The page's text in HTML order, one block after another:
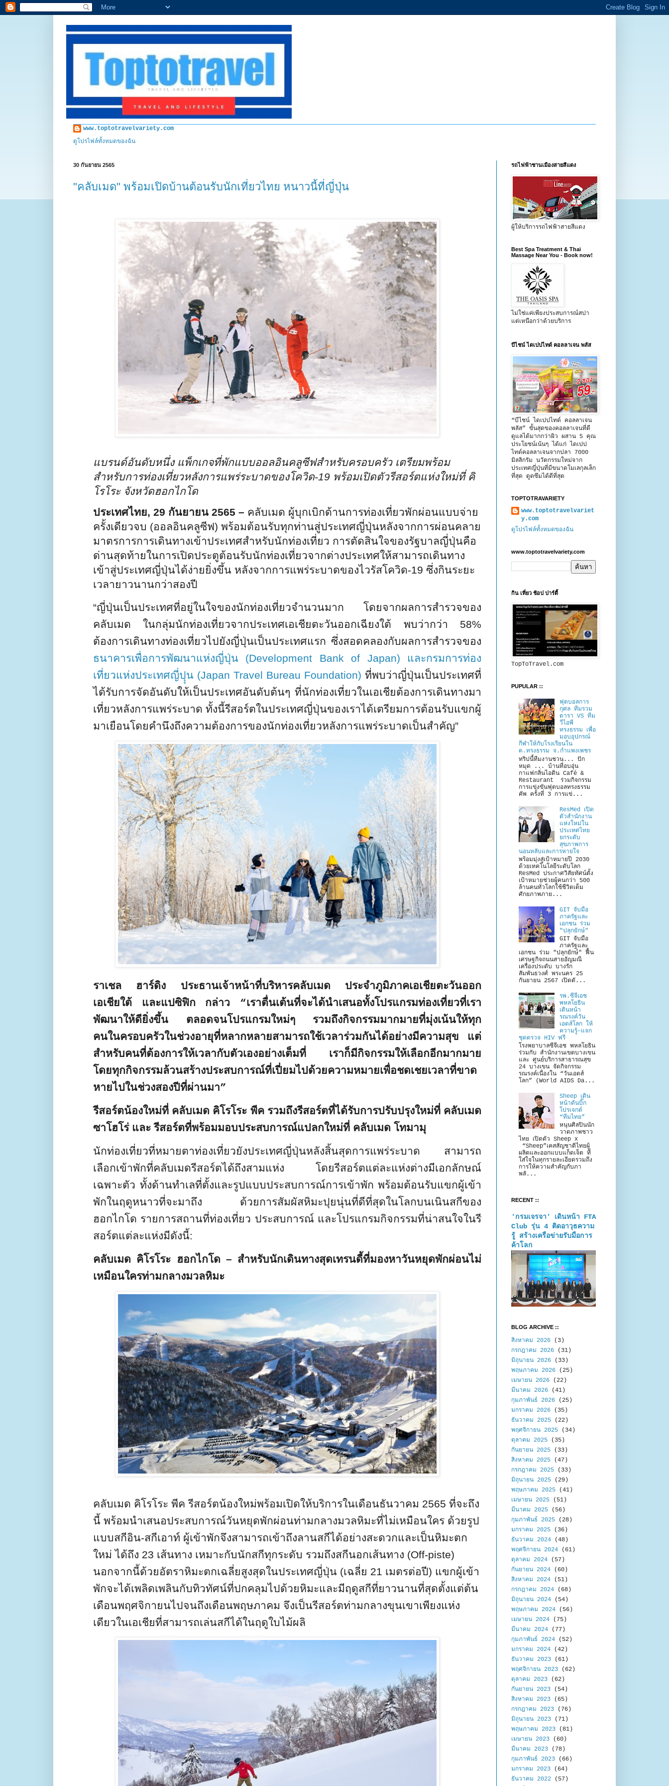
www.toptotravelvariety.com
ดูโปรไฟล์ทั้งหมดของฉัน
30 กันยายน 2565
"คลับเมด" พร้อมเปิดบ้านต้อนรับนักเที่ยวไทย หนาวนี้ที่ญี่ปุ่น
แบรนด์อันดับหนึ่ง แพ็กเกจที่พักแบบออลอินคลูซีฟสำหรับครอบครัว เตรียมพร้อม
สำหรับการท่องเที่ยวหลังการแพร่ระบาดของโควิด-19 พร้อมเปิดตัวรีสอร์ตแห่งใหม่ที่ คิ
โรโระ จังหวัดฮอกไกโด
ประเทศไทย, 29 กันยายน 2565 – คลับเมด ผู้บุกเบิกด้านการท่องเที่ยวพักผ่อนแบบจ่าย
ครั้งเดียวจบ (ออลอินคลูซีฟ) พร้อมต้อนรับทุกท่านสู่ประเทศญี่ปุ่นหลังจากการผ่อนคลาย
มาตรการการเดินทางเข้าประเทศสำหรับนักท่องเที่ยว การตัดสินใจของรัฐบาลญี่ปุ่นคือ
ด่านสุดท้ายในการเปิดประตูต้อนรับนักท่องเที่ยวจากต่างประเทศให้สามารถเดินทาง
เข้าสู่ประเทศญี่ปุ่นได้ง่ายยิ่งขึ้น หลังจากการแพร่ระบาดของไวรัสโควิด-19 ซึ่งกินระยะ
เวลายาวนานกว่าสองปี
“ญี่ปุ่นเป็นประเทศที่อยู่ในใจของนักท่องเที่ยวจำนวนมาก โดยจากผลการสำรวจของ
คลับเมด ในกลุ่มนักท่องเที่ยวจากประเทศเอเชียตะวันออกเฉียงใต้ พบว่ากว่า 58%
ต้องการเดินทางท่องเที่ยวไปยังญี่ปุ่นเป็นประเทศแรก ซึ่งสอดคลองกับผลการสำรวจของ
ธนาคารเพื่อการพัฒนาแห่งญี่ปุ่น (Development Bank of Japan) และกรมการท่อง
เที่ยวแห่งประเทศญี่ปุุน (Japan Travel Bureau Foundation) ที่พบว่าญี่ปุ่นเป็นประเทศที่
ได้รับการจัดอันดับให้เป็นประเทศอันดับต้นๆ ที่นักท่องเที่ยวในเอเชียต้องการเดินทางมา
เที่ยวหลังการแพร่ระบาด ทั้งนี้รีสอร์ตในประเทศญี่ปุ่นของเราได้เตรียมการต้อนรับแขกผู้
มาเยือนโดยคำนึงถึงความต้องการของนักท่องเที่ยวหลังการแพร่ระบาดเป็นสำคัญ”
ราเชล ฮาร์ดิง ประธานเจ้าหน้าที่บริหารคลับเมด ประจำภูมิภาคเอเชียตะวันออก
เอเชียใต้ และแปซิฟิก กล่าว “เราตื่นเต้นที่จะได้นำเสนอทั้งโปรแกรมท่องเที่ยวที่เรา
พัฒนาให้ดียิ่งขึ้น ตลอดจนโปรแกรมใหม่ๆ รวมถึงกิจกรรมมากมายที่มุ่งเน้นให้ทุก
คนในครอบครัวในช่วงอายุที่หลากหลายสามารถใช้เวลาร่วมกันได้อย่างมีความสุข แต่
สำหรับคนที่ต้องการให้เวลากับตัวเองอย่างเต็มที่ เราก็มีกิจกรรมให้เลือกอีกมากมาย
โดยทุกกิจกรรมล้วนสร้างประสบการณ์ที่เปี่ยมไปด้วยความหมายเพื่อชดเชยเวลาที่ขาด
หายไปในช่วงสองปีที่ผ่านมา”
รีสอร์ตน้องใหม่ที่ คลับเมด คิโรโระ พีค รวมถึงรีสอร์ตที่ได้รับการปรับปรุงใหม่ที่ คลับเมด
ซาโฮโร่ และ รีสอร์ตที่พร้อมมอบประสบการณ์แปลกใหม่ที่ คลับเมด โทมามุ
นักท่องเที่ยวที่หมายตาท่องเที่ยวยังประเทศญี่ปุ่นหลังสิ้นสุดการแพร่ระบาด สามารถ
เลือกเข้าพักที่คลับเมดรีสอร์ตได้ถึงสามแห่ง โดยรีสอร์ตแต่ละแห่งต่างมีเอกลักษณ์
เฉพาะตัว ทั้งด้านทำเลที่ตั้งและรูปแบบประสบการณ์การเข้าพัก พร้อมต้อนรับแขกผู้เข้า
พักในฤดูหนาวที่จะมาถึง ด้วยการสัมผัสหิมะปุยนุ่นที่ดีที่สุดในโลกบนเนินสกีของ
ฮอกไกโด รายการสถานที่ท่องเที่ยว ประสบการณ์ และโปรแกรมกิจกรรมที่น่าสนใจในรี
สอร์ตแต่ละแห่งมีดังนี้:
คลับเมด คิโรโระ ฮอกไกโด – สำหรับนักเดินทางสุดเทรนดี้ที่มองหาวันหยุดพักผ่อนไม่
เหมือนใครท่ามกลางมวลหิมะ
คลับเมด คิโรโระ พีค รีสอร์ตน้องใหม่พร้อมเปิดให้บริการในเดือนธันวาคม 2565 ที่จะถึง
นี้ พร้อมนำเสนอประสบการณ์วันหยุดพักผ่อนท่ามกลางมวลหิมะที่ไม่เหมือนใคร ด้วยรูป
แบบสกีอิน-สกีเอาท์ ผู้เข้าพักจึงสามารถเข้าถึงลานสกีได้อย่างสะดวกและเป็นหิมะตก
ใหม่ ได้ถึง 23 เส้นทาง เหมาะกับนักสกีทุกระดับ รวมถึงสกีนอกเส้นทาง (Off-piste)
นอกจากนี้ด้วยอัตราหิมะตกเฉลี่ยสูงสุดในประเทศญี่ปุ่น (เฉลี่ย 21 เมตรต่อปี) แขกผู้เข้า
พักจะได้เพลิดเพลินกับทิวทัศน์ที่ปกคลุมไปด้วยหิมะและมีฤดูสกีที่ยาวนานที่สุดตั้งแต่ต้น
เดือนพฤศจิกายนไปจนถึงเดือนพฤษภาคม จึงเป็นรีสอร์ตท่ามกลางขุนเขาเพียงแห่ง
เดียวในเอเชียที่สามารถเล่นสกีได้ในฤดูใบไม้ผลิ
รถไฟฟ้าชานเมืองสายสีแดง
ผู้ให้บริการรถไฟฟ้าสายสีแดง
Best Spa Treatment & Thai
Massage Near You - Book now!
ไม่ใช่แค่เพียงประสบการณ์สปา
แต่เหนือกว่าด้วยบริการ
บีไชน์ ไดเปปไทด์ คอลลาเจน พลัส
“บีไชน์ ไดเปปไทด์ คอลลาเจน
พลัส” ขั้นสุดของคอลลาเจนที่ดี
ดูแลได้มากกว่าผิว ผสาน 5 คุณ
ประโยชน์เน้นๆ ได้แก่ ไดเปป
ไทด์คอลลาเจนจากปลา 7000
มิลลิกรัม นวัตกรรมใหม่จาก
ประเทศญี่ปุ่นที่มีขนาดโมเลกุลเล็ก
ที่สุด ดูดซึมได้ดีที่สุด
TOPTOTRAVARIETY
www.toptotravelvariet
y.com
ดูโปรไฟล์ทั้งหมดของฉัน
www.toptotravelvariety.com
กิน เที่ยว ช้อป ปาร์ตี้
TopToTravel.com
PUPULAR ::
ฟุตบอลการ
กุศล ทีมรวม
ดารา VS ทีม
วีไอพี
ทรงธรรม เพื่อ
มอบอุปกรณ์
กีฬาให้กับโรงเรียนใน
ต.ทรงธรรม จ.กำแพงเพชร
ทริปนี้ทีมงานชวน... ปัก
หมุด ... บ้านที่อบอุ่น
กาแฟกลิ่นไอดิน Café &
Restaurant ร่วมกิจกรรม
การแข่งขันฟุตบอลทรงธรรม
คัพ ครั้งที่ 3 การแข่...
ResMed เปิด
ตัวสำนักงาน
แห่งใหม่ใน
ประเทศไทย
ยกระดับ
สุขภาพการ
นอนหลับและการหายใจ
พร้อมมุ่งสู่เป้าหมายปี 2030
ด้วยเทคโนโลยีระดับโลก
ResMed ประกาศวิสัยทัศน์ตั้ง
เป้าหมายช่วยผู้คนกว่า 500
ล้านคนทั่วโลกใช้ชีวิตเต็ม
ศักยภาพภาย...
GIT จับมือ
ภาครัฐและ
เอกชน ร่วม
"ปลุกยักษ์"
GIT จับมือ
ภาครัฐและ
เอกชน ร่วม "ปลุกยักษ์" ฟื้น
เศรษฐกิจถนนสายอัญมณี
เครื่องประดับ บางรัก
สัมพันธวงศ์ พระนคร 25
กันยายน 2567 เปิดตั...
รพ.ซีจีเอช
พหลโยธิน
เดินหน้า
รณรงค์วัน
เอดส์โลก ให้
ความรู้–แจก
ชุดตรวจ HIV ฟรี
โรงพยาบาลซีจีเอช พหลโยธิน
ร่วมกับ สำนักงานเขตบางเขน
และ ศูนย์บริการสาธารณสุข
24 บางเขน จัดกิจกรรม
รณรงค์เนื่องใน “วันเอดส์
โลก” (World AIDS Da...
Sheep เดิน
หน้าดันบิ๊ก
โปรเจกต์
“ทีมไทย”
หนุนศิลปินนัก
วาดภาพชาว
ไทย เปิดตัว Sheep x
“Sheep”เคสสัญชาติไทยผู้
ผลิตและออกแบบแก็ดเจ็ต ที่
ใส่ใจในทุกรายละเอียดรวมถึง
การให้ความสำคัญกับภา
พลั...
RECENT ::
'กรมเจรจา' เดินหน้า FTA
Club รุ่น 4 ติดอาวุธความ
รู้ สร้างเครือข่ายรับมือการ
ค้าโลก
BLOG ARCHIVE ::
สิงหาคม 2026 (3)
กรกฎาคม 2026 (31)
มิถุนายน 2026 (33)
พฤษภาคม 2026 (25)
เมษายน 2026 (22)
มีนาคม 2026 (41)
กุมภาพันธ์ 2026 (25)
มกราคม 2026 (35)
ธันวาคม 2025 (22)
พฤศจิกายน 2025 (34)
ตุลาคม 2025 (35)
กันยายน 2025 (33)
สิงหาคม 2025 (47)
กรกฎาคม 2025 (33)
มิถุนายน 2025 (29)
พฤษภาคม 2025 (41)
เมษายน 2025 (51)
มีนาคม 2025 (56)
กุมภาพันธ์ 2025 (28)
มกราคม 2025 (36)
ธันวาคม 2024 (48)
พฤศจิกายน 2024 (61)
ตุลาคม 2024 (57)
กันยายน 2024 (60)
สิงหาคม 2024 (51)
กรกฎาคม 2024 (68)
มิถุนายน 2024 (54)
พฤษภาคม 2024 (56)
เมษายน 2024 (75)
มีนาคม 2024 (77)
กุมภาพันธ์ 2024 (52)
มกราคม 2024 (42)
ธันวาคม 2023 (61)
พฤศจิกายน 2023 (62)
ตุลาคม 2023 (62)
กันยายน 2023 (54)
สิงหาคม 2023 (65)
กรกฎาคม 2023 (76)
มิถุนายน 2023 (71)
พฤษภาคม 2023 (81)
เมษายน 2023 (60)
มีนาคม 2023 (78)
กุมภาพันธ์ 2023 (66)
มกราคม 2023 (64)
ธันวาคม 2022 (57)